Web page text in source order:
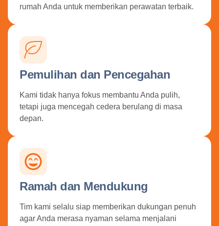
rumah Anda untuk memberikan perawatan terbaik.
Pemulihan dan Pencegahan
Kami tidak hanya fokus membantu Anda pulih,
tetapi juga mencegah cedera berulang di masa
depan.
Ramah dan Mendukung
Tim kami selalu siap memberikan dukungan penuh
agar Anda merasa nyaman selama menjalani